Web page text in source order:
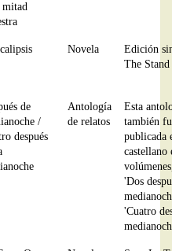
Novela
Edición
The Stand
de
/
después
Antología
de relatos
Esta
también
publicada
castellano
'Dos
'Cuatro